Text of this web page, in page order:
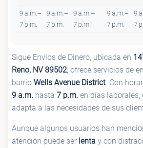
9 a.m.–
7 p.m.
9 a.m.–
7 p.m.
9 a.m.–
7 p.m.
9 a.m.–
7 p.m.
9
7
Sigue Envios de Dinero, ubicada en
Reno, NV 89502, ofrece servicios de
barrio Wells Avenue District. Con
9 a.m. hasta 7 p.m. en días laborales,
adapta a las necesidades de sus
Aunque algunos usuarios han
atención puede ser lenta y con